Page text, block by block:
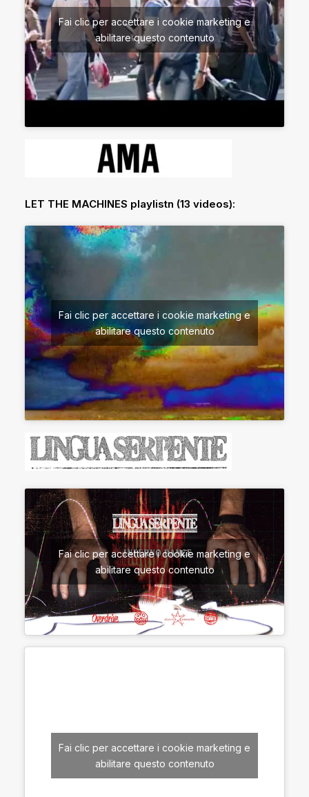
Fai clic per accettare i cookie marketing e
abilitare questo contenuto
LET THE MACHINES playlistn (13 videos):
Fai clic per accettare i cookie marketing e
abilitare questo contenuto
Fai clic per accettare i cookie marketing e
abilitare questo contenuto
Fai clic per accettare i cookie marketing e
abilitare questo contenuto